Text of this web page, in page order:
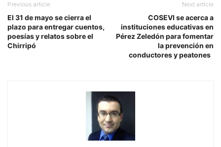
Previous article
El 31 de mayo se cierra el
plazo para entregar cuentos,
poesías y relatos sobre el
Chirripó
Next article
COSEVI se acerca a
instituciones educativas en
Pérez Zeledón para fomentar
la prevención en
conductores y peatones